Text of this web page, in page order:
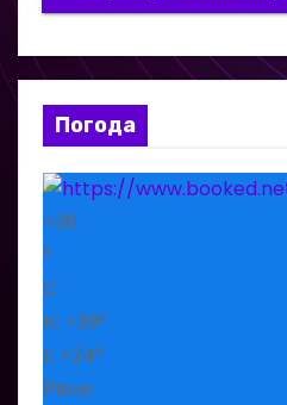
Погода
+36
°
C
H: +39°
L: +24°
Рівне